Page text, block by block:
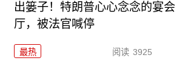
出篓子！特朗普心心念念的宴会
厅，被法官喊停
最热 阅读 3925